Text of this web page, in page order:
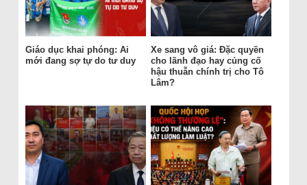
Giáo dục khai phóng: Ai
mới đang sợ tự do tư duy
Xe sang vô giá: Đặc quyền
cho lãnh đạo hay củng cố
hậu thuẫn chính trị cho Tô
Lâm?